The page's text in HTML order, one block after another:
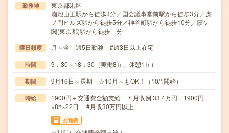
勤務地
東京都港区
溜池山王駅から徒歩3分／国会議事堂前駅から徒歩3分／虎
ノ門ヒルズ駅から徒歩5分／神谷町駅から徒歩10分／霞ケ
関(東京都)駅から徒歩---分
曜日頻度 月～金 週5日勤務 #週3日以上在宅
時間 9：30～18：30（実働8ｈ、休憩1ｈ）
期間 9月16日～長期 ☆10月～もOK！（10/1開始）
時給
1900円＋交通費全額支給 ＊月収例:33.4万円＝1900円
×8h×22日 #月収30万円以上
交通費